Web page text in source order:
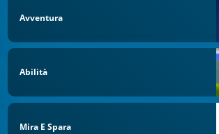
Avventura
Abilità
Mira E Spara